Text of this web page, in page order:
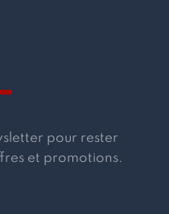
pour rester
et promotions.